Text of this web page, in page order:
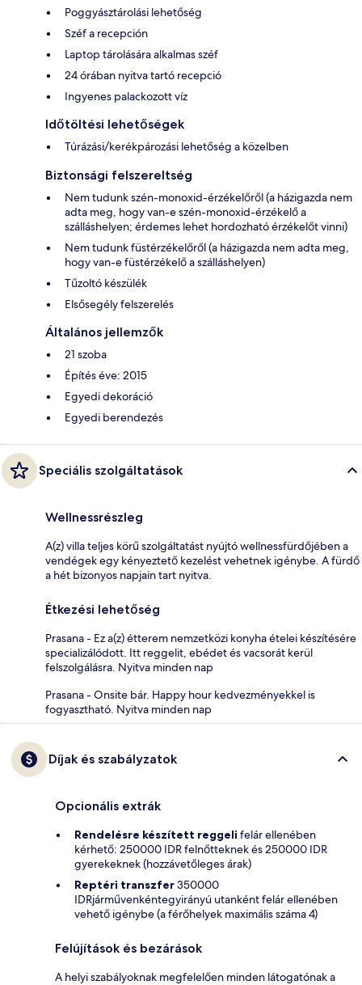
Poggyásztárolási lehetőség
Széf a recepción
Laptop tárolására alkalmas széf
24 órában nyitva tartó recepció
Ingyenes palackozott víz
Időtöltési lehetőségek
Túrázási/kerékpározási lehetőség a közelben
Biztonsági felszereltség
Nem tudunk szén-monoxid-érzékelőről (a házigazda nem
adta meg, hogy van-e szén-monoxid-érzékelő a
szálláshelyen; érdemes lehet hordozható érzékelőt vinni)
Nem tudunk füstérzékelőről (a házigazda nem adta meg,
hogy van-e füstérzékelő a szálláshelyen)
Tűzoltó készülék
Elsősegély felszerelés
Általános jellemzők
21 szoba
Építés éve: 2015
Egyedi dekoráció
Egyedi berendezés
Speciális szolgáltatások
Wellnessrészleg
A(z) villa teljes körű szolgáltatást nyújtó wellnessfürdőjében a
vendégek egy kényeztető kezelést vehetnek igénybe. A fürdő
a hét bizonyos napjain tart nyitva.
Étkezési lehetőség
Prasana - Ez a(z) étterem nemzetközi konyha ételei készítésére
specializálódott. Itt reggelit, ebédet és vacsorát kerül
felszolgálásra. Nyitva minden nap
Prasana - Onsite bár. Happy hour kedvezményekkel is
fogyasztható. Nyitva minden nap
Díjak és szabályzatok
Opcionális extrák
Rendelésre készített reggeli felár ellenében
kérhető: 250000 IDR felnőtteknek és 250000 IDR
gyerekeknek (hozzávetőleges árak)
Reptéri transzfer350000
IDRjárművenkéntegyirányú utanként felár ellenében
vehető igénybe (a férőhelyek maximális száma 4)
Felújítások és bezárások
A helyi szabályoknak megfelelően minden látogatónak a